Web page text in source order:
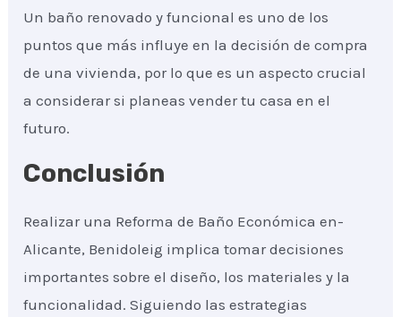
Un baño renovado y funcional es uno de los
puntos que más influye en la decisión de compra
de una vivienda, por lo que es un aspecto crucial
a considerar si planeas vender tu casa en el
futuro.
Conclusión
Realizar una Reforma de Baño Económica en-
Alicante, Benidoleig implica tomar decisiones
importantes sobre el diseño, los materiales y la
funcionalidad. Siguiendo las estrategias